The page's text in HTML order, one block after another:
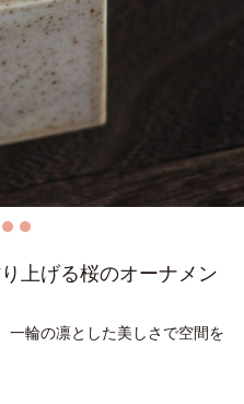
上げる桜のオーナメン
一輪の凛とした美しさで空間を